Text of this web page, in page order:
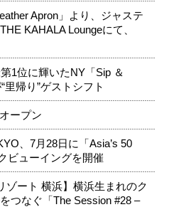
Apron」より、ジャステ
KAHALA Loungeにて、
1位に輝いたNY「Sip ＆
帰り”ゲストシフト
ープン
、7月28日に「Asia’s 50
ビューイングを開催
ゾート 横浜】横浜生まれのク
つなぐ「The Session #28 –